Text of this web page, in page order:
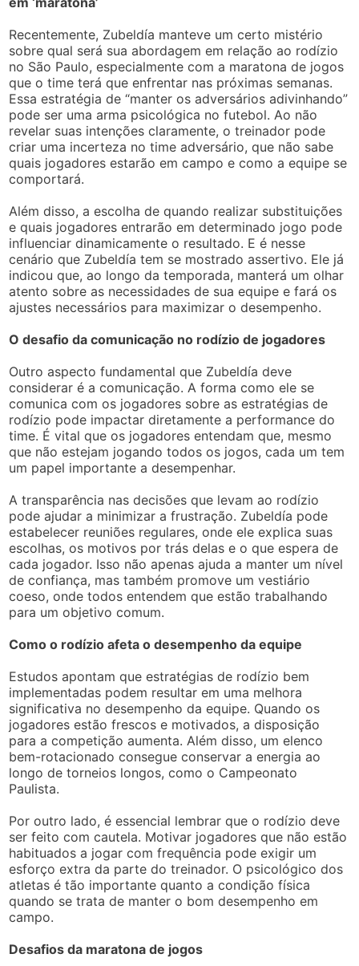
Recentemente, Zubeldía manteve um certo mistério
sobre qual será sua abordagem em relação ao rodízio
no São Paulo, especialmente com a maratona de jogos
que o time terá que enfrentar nas próximas semanas.
Essa estratégia de “manter os adversários adivinhando”
pode ser uma arma psicológica no futebol. Ao não
revelar suas intenções claramente, o treinador pode
criar uma incerteza no time adversário, que não sabe
quais jogadores estarão em campo e como a equipe se
comportará.
Além disso, a escolha de quando realizar substituições
e quais jogadores entrarão em determinado jogo pode
influenciar dinamicamente o resultado. E é nesse
cenário que Zubeldía tem se mostrado assertivo. Ele já
indicou que, ao longo da temporada, manterá um olhar
atento sobre as necessidades de sua equipe e fará os
ajustes necessários para maximizar o desempenho.
O desafio da comunicação no rodízio de jogadores
Outro aspecto fundamental que Zubeldía deve
considerar é a comunicação. A forma como ele se
comunica com os jogadores sobre as estratégias de
rodízio pode impactar diretamente a performance do
time. É vital que os jogadores entendam que, mesmo
que não estejam jogando todos os jogos, cada um tem
um papel importante a desempenhar.
A transparência nas decisões que levam ao rodízio
pode ajudar a minimizar a frustração. Zubeldía pode
estabelecer reuniões regulares, onde ele explica suas
escolhas, os motivos por trás delas e o que espera de
cada jogador. Isso não apenas ajuda a manter um nível
de confiança, mas também promove um vestiário
coeso, onde todos entendem que estão trabalhando
para um objetivo comum.
Como o rodízio afeta o desempenho da equipe
Estudos apontam que estratégias de rodízio bem
implementadas podem resultar em uma melhora
significativa no desempenho da equipe. Quando os
jogadores estão frescos e motivados, a disposição
para a competição aumenta. Além disso, um elenco
bem-rotacionado consegue conservar a energia ao
longo de torneios longos, como o Campeonato
Paulista.
Por outro lado, é essencial lembrar que o rodízio deve
ser feito com cautela. Motivar jogadores que não estão
habituados a jogar com frequência pode exigir um
esforço extra da parte do treinador. O psicológico dos
atletas é tão importante quanto a condição física
quando se trata de manter o bom desempenho em
campo.
Desafios da maratona de jogos